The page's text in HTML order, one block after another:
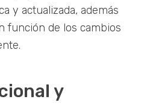
y actualizada, además
función de los cambios
y